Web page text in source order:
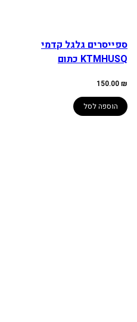
ספייסרים גלגל קדמי
KTMHUSQ כתום
150.00₪
הוספה לסל